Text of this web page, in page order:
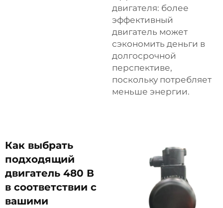
двигателя: более
эффективный
двигатель может
сэкономить деньги в
долгосрочной
перспективе,
поскольку потребляет
меньше энергии.
Как выбрать
подходящий
двигатель 480 В
в соответствии с
вашими